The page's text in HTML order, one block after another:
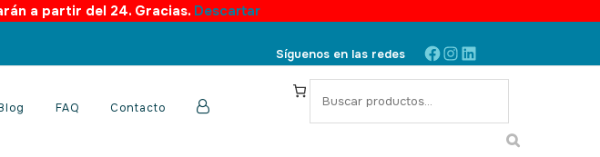
a partir del 24. Gracias. Descartar
Síguenos en las redes Facebook
Instagram
LinkedIn
S
FAQ Contacto